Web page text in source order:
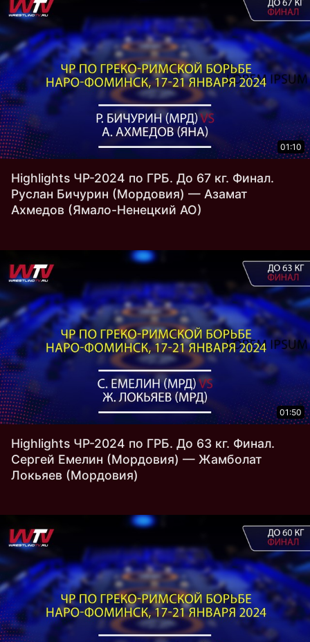
01:10
Highlights ЧР-2024 по ГРБ. До 67 кг. Финал.
Руслан Бичурин (Мордовия) — Азамат
Ахмедов (Ямало-Ненецкий АО)
01:50
Highlights ЧР-2024 по ГРБ. До 63 кг. Финал.
Сергей Емелин (Мордовия) — Жамболат
Локьяев (Мордовия)